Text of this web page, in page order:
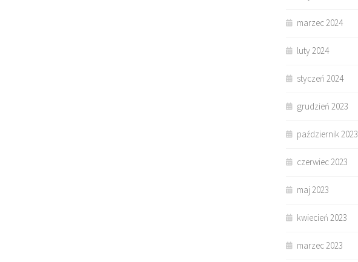
marzec 2024
luty 2024
styczeń 2024
grudzień 2023
październik 2023
czerwiec 2023
maj 2023
kwiecień 2023
marzec 2023